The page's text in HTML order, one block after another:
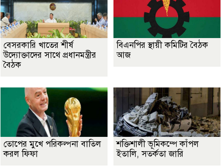
বেসরকারি খাতের শীর্ষ
উদ্যোক্তাদের সাথে প্রধানমন্ত্রীর
বৈঠক
বিএনপির স্থায়ী কমিটির বৈঠক
আজ
তোপের মুখে পরিকল্পনা বাতিল
করল ফিফা
শক্তিশালী ভূমিকম্পে কাঁপল
ইতালি, সতর্কতা জারি